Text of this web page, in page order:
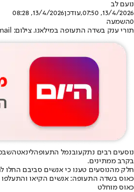
נועם לב
13/4/2026, 07:50
,עודכן13/4/2026, 08:28
0השמעה
תורי ענק בשדה התעופה במילאנו. צילום: dailymail
נוסעים רבים נתקעובנמל התעופהלינאטה
בקרב ממתינים.
חלק מהנוסעים טענו כי אנשים סביבם החלו
כאוס בשדה התעופה: אנשים הקיאו והתעלפו
כאוס מוחלט